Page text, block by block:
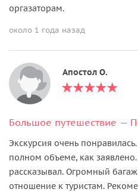
оргазаторам.
около 1 года назад
Апостол О.
Экскурсия очень
полном объеме, как
рассказывал. Огромный
отношение к туристам.